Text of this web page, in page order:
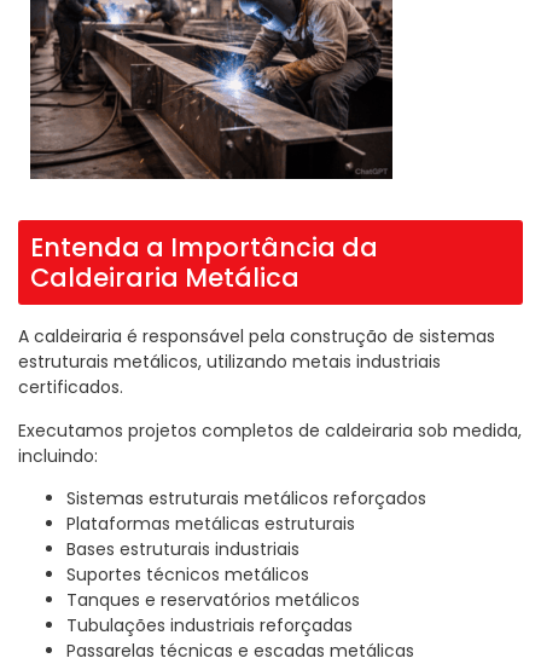
Entenda a Importância da
Caldeiraria Metálica
A caldeiraria é responsável pela construção de sistemas
estruturais metálicos, utilizando metais industriais
certificados.
Executamos projetos completos de caldeiraria sob medida,
incluindo:
Sistemas estruturais metálicos reforçados
Plataformas metálicas estruturais
Bases estruturais industriais
Suportes técnicos metálicos
Tanques e reservatórios metálicos
Tubulações industriais reforçadas
Passarelas técnicas e escadas metálicas